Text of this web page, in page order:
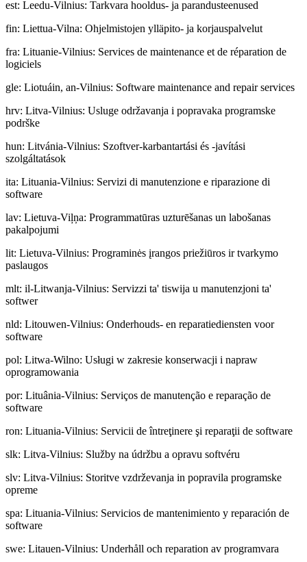
est: Leedu-Vilnius: Tarkvara hooldus- ja parandusteenused
fin: Liettua-Vilna: Ohjelmistojen ylläpito- ja korjauspalvelut
fra: Lituanie-Vilnius: Services de maintenance et de réparation de
logiciels
gle: Liotuáin, an-Vilnius: Software maintenance and repair services
hrv: Litva-Vilnius: Usluge održavanja i popravaka programske
podrške
hun: Litvánia-Vilnius: Szoftver-karbantartási és -javítási
szolgáltatások
ita: Lituania-Vilnius: Servizi di manutenzione e riparazione di
software
lav: Lietuva-Viļņa: Programmatūras uzturēšanas un labošanas
pakalpojumi
lit: Lietuva-Vilnius: Programinės įrangos priežiūros ir tvarkymo
paslaugos
mlt: il-Litwanja-Vilnius: Servizzi ta' tiswija u manutenzjoni ta'
softwer
nld: Litouwen-Vilnius: Onderhouds- en reparatiediensten voor
software
pol: Litwa-Wilno: Usługi w zakresie konserwacji i napraw
oprogramowania
por: Lituânia-Vilnius: Serviços de manutenção e reparação de
software
ron: Lituania-Vilnius: Servicii de întreţinere şi reparaţii de software
slk: Litva-Vilnius: Služby na údržbu a opravu softvéru
slv: Litva-Vilnius: Storitve vzdrževanja in popravila programske
opreme
spa: Lituania-Vilnius: Servicios de mantenimiento y reparación de
software
swe: Litauen-Vilnius: Underhåll och reparation av programvara